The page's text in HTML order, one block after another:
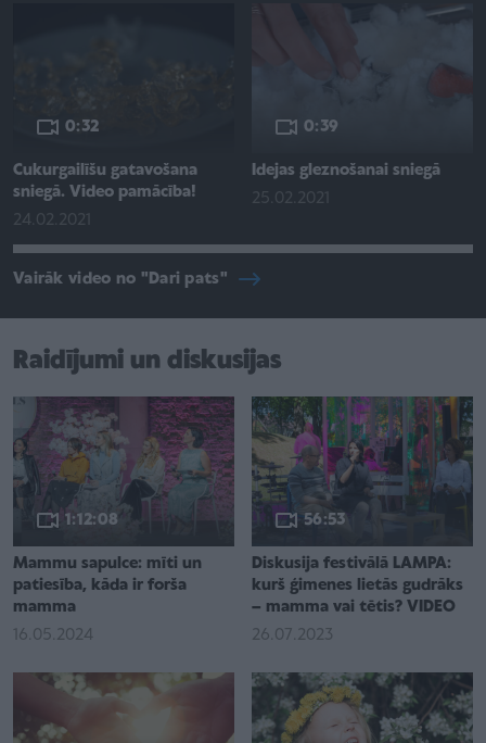
0:32
Cukurgailīšu gatavošana
sniegā. Video pamācība!
24.02.2021
0:39
Idejas gleznošanai sniegā
25.02.2021
Vairāk video no "Dari pats"
Raidījumi un diskusijas
1:12:08
Mammu sapulce: mīti un
patiesība, kāda ir forša
mamma
16.05.2024
56:53
Diskusija festivālā LAMPA:
kurš ģimenes lietās gudrāks
– mamma vai tētis? VIDEO
26.07.2023